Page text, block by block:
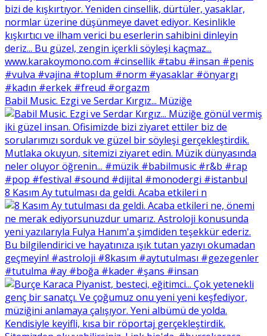
Babil Music. Ezgi ve Serdar Kırgız... Müziğe
8 Kasım Ay tutulması da geldi. Acaba etkileri n